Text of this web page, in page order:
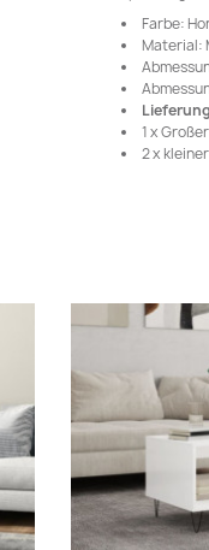
Farbe:
Material:
1 x
2 x